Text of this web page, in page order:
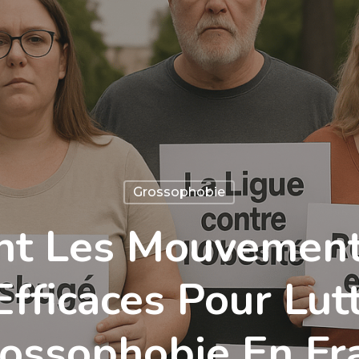
Grossophobie
Les
Pour